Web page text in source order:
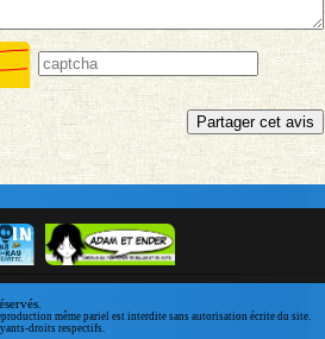
même pariel est interdite sans autorisation écrite du site.
droits respectifs.